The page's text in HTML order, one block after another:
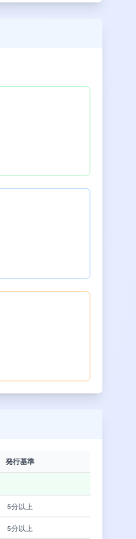
発行基準
5分以上
5分以上